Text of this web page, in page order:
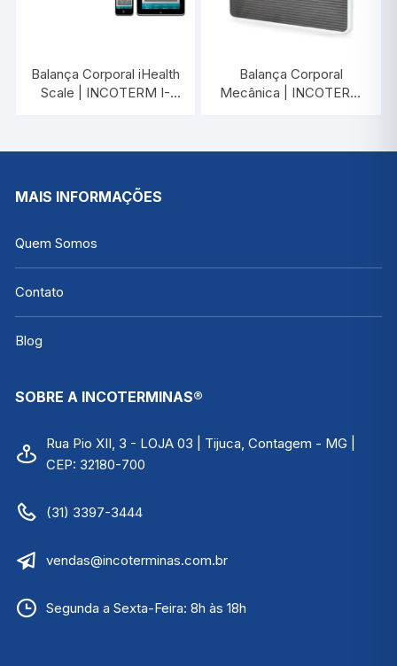
Balança Corporal iHealth
Scale | INCOTERM I-
Balança Corporal
Mecânica | INCOTERM
MAIS INFORMAÇÕES
Quem Somos
Contato
Blog
SOBRE A INCOTERMINAS®
Rua Pio XII, 3 - LOJA 03 | Tijuca, Contagem - MG |
CEP: 32180-700
(31) 3397-3444
vendas@incoterminas.com.br
Segunda a Sexta-Feira: 8h às 18h